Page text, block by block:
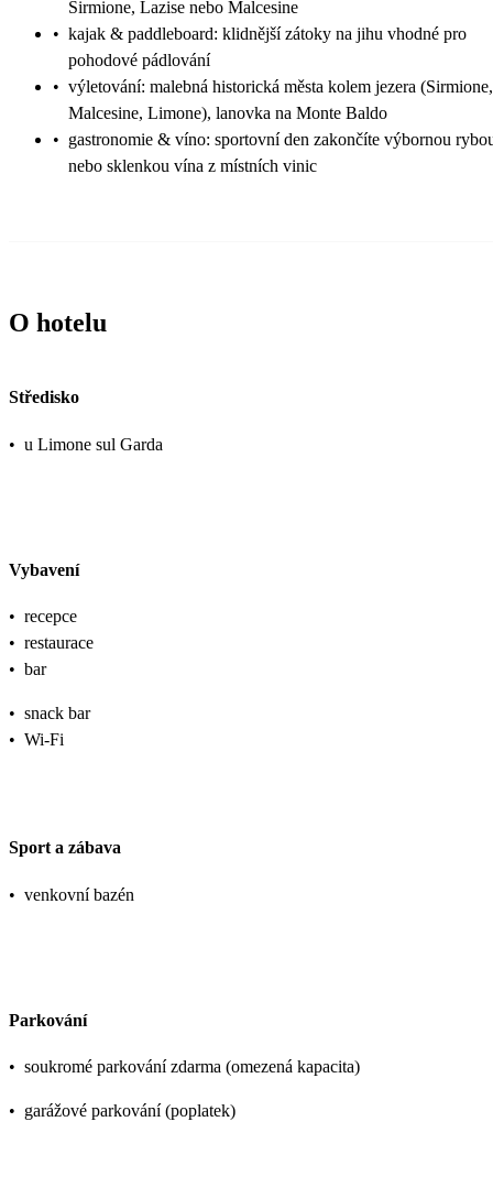
Sirmione, Lazise nebo Malcesine
• kajak & paddleboard: klidnější zátoky na jihu vhodné pro
pohodové pádlování
• výletování: malebná historická města kolem jezera (Sirmione,
Malcesine, Limone), lanovka na Monte Baldo
• gastronomie & víno: sportovní den zakončíte výbornou
nebo sklenkou vína z místních vinic
O hotelu
Středisko
• u Limone sul Garda
Vybavení
• recepce
• restaurace
• bar
• snack bar
• Wi-Fi
Sport a zábava
• venkovní bazén
Parkování
• soukromé parkování zdarma (omezená kapacita)
• garážové parkování (poplatek)